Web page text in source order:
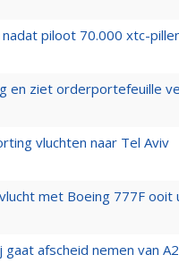
piloot 70.000 xtc-
en ziet orderportefeuille
vluchten naar Tel Aviv
met Boeing 777F ooit
gaat afscheid nemen van